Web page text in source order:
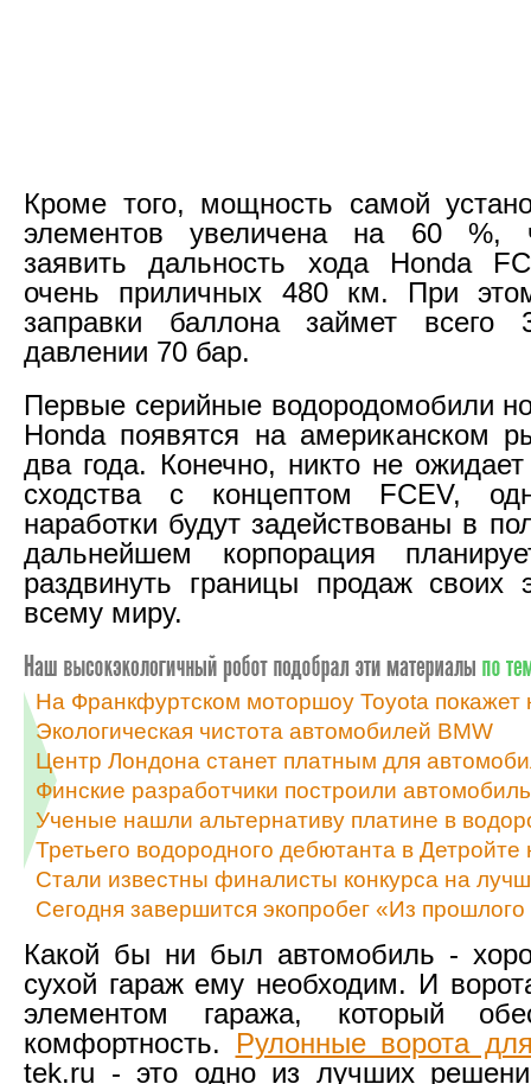
Кроме того, мощность самой
элементов увеличена на 60 %,
заявить дальность хода Honda
очень приличных 480 км. При
заправки баллона займет
давлении 70 бар.
Первые серийные водородомобили
Honda появятся на американском
два года. Конечно, никто не
сходства с концептом FCEV,
наработки будут задействованы в
дальнейшем корпорация
раздвинуть границы продаж своих
всему миру.
На Франкфуртском моторшоу Toyota покажет
Экологическая чистота автомобилей BMW
Центр Лондона станет платным для
Финские разработчики построили
Ученые нашли альтернативу платине в
Третьего водородного дебютанта в Детройте
Стали известны финалисты конкурса на
Сегодня завершится экопробег «Из
Какой бы ни был автомобиль -
сухой гараж ему необходим. И
элементом гаража, который
комфортность. Рулонные ворота
tek.ru - это одно из лучших